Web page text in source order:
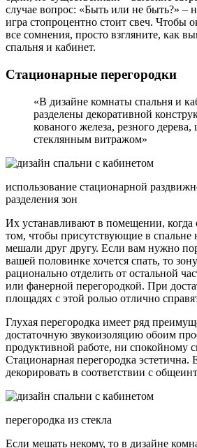
случае вопрос: «Быть или не быть?» –
игра стопроцентно стоит свеч. Чтобы
все сомнения, просто взгляните, как
спальня и кабинет.
Стационарные перегородки
«В дизайне комнаты спальня и
разделены декоративной
кованого железа, резного
стеклянным витражом»
использование стационарной
разделения зон
Их устанавливают в помещении, когда
том, чтобы присутствующие в спальне
мешали друг другу. Если вам нужно
вашей половинке хочется спать, то
рационально отделить от остальной
или фанерной перегородкой. При
площадях с этой ролью отлично
Глухая перегородка имеет ряд
достаточную звукоизоляцию обоим
продуктивной работе, ни спокойному
Стационарная перегородка эстетична.
декорировать в соответствии с
перегородка из стекла
Если мешать некому, то в дизайне